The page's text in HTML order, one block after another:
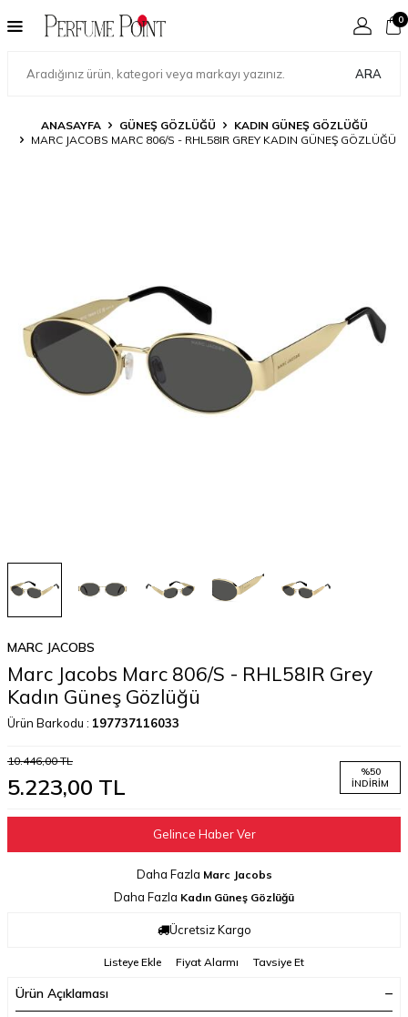
ARA
0
ANASAYFA GÜNEŞ GÖZLÜĞÜ
KADIN GÜNEŞ GÖZLÜĞÜ
MARC JACOBS MARC 806/S - RHL58IR GREY KADIN GÜNEŞ GÖZLÜĞÜ
MARC JACOBS
Marc Jacobs Marc 806/S - RHL58IR Grey
Kadın Güneş Gözlüğü
Ürün Barkodu : 197737116033
10.446,00TL
5.223,00 TL
%50
İNDIRIM
Gelince Haber Ver
Daha Fazla Marc Jacobs
Daha Fazla Kadın Güneş Gözlüğü
Ücretsiz Kargo
Listeye Ekle Fiyat Alarmı Tavsiye Et
Ürün Açıklaması